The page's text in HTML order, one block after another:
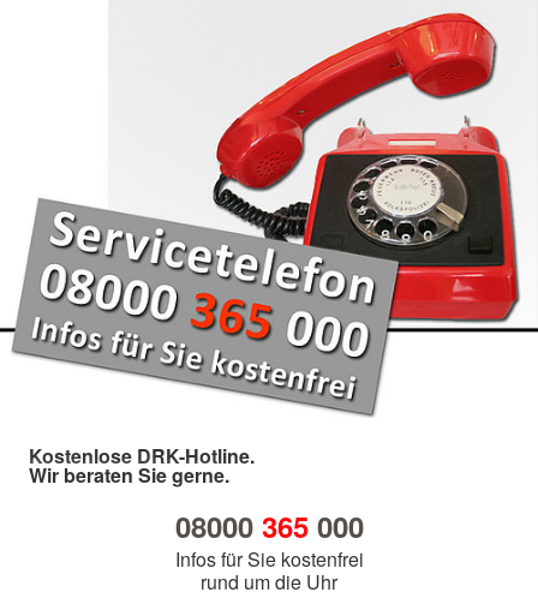
Kostenlose DRK-Hotline.
Wir beraten Sie gerne.
08000 365000
Infos für Sie kostenfrei
rund um die Uhr